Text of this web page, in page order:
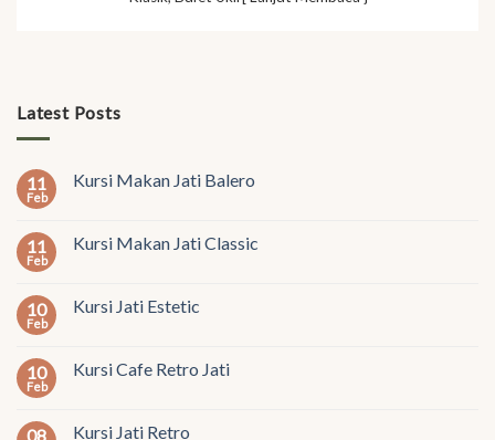
Latest Posts
11
Feb
Kursi Makan Jati Balero
11
Feb
Kursi Makan Jati Classic
10
Feb
Kursi Jati Estetic
10
Feb
Kursi Cafe Retro Jati
08 Kursi Jati Retro